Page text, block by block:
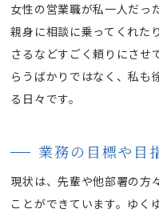
女性の営業職が私一人だっ
親身に相談に乗ってくれた
さるなどすごく頼りにさせ
らうばかりではなく、私も
る日々です。
業務の目標や目
現状は、先輩や他部署の方
ことができています。ゆく